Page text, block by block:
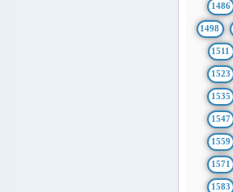
1486
1498
1511
1523
1535
1547
1559
1571
1583